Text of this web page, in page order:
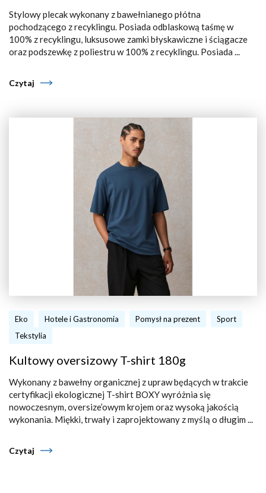
Stylowy plecak wykonany z bawełnianego płótna
pochodzącego z recyklingu. Posiada odblaskową taśmę w
100% z recyklingu, luksusowe zamki błyskawiczne i ściągacze
oraz podszewkę z poliestru w 100% z recyklingu. Posiada ...
Czytaj
Eko Hotele i Gastronomia Pomysł na prezent
Sport
Tekstylia
Kultowy oversizowy T-shirt 180g
Wykonany z bawełny organicznej z upraw będących w trakcie
certyfikacji ekologicznej T-shirt BOXY wyróżnia się
nowoczesnym, oversize’owym krojem oraz wysoką jakością
wykonania. Miękki, trwały i zaprojektowany z myślą o długim ...
Czytaj